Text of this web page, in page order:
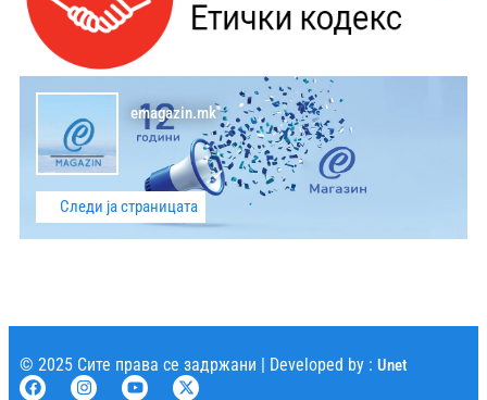
emagazin.mk
Следи ја страницата
© 2025 Сите права се задржани | Developed by : Unet